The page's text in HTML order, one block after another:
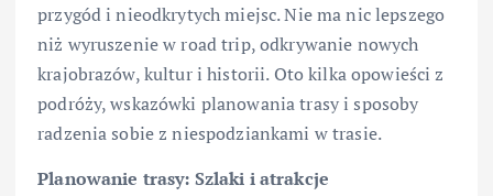
przygód i nieodkrytych miejsc. Nie ma nic lepszego
niż wyruszenie w road trip, odkrywanie nowych
krajobrazów, kultur i historii. Oto kilka opowieści z
podróży, wskazówki planowania trasy i sposoby
radzenia sobie z niespodziankami w trasie.
Planowanie trasy: Szlaki i atrakcje